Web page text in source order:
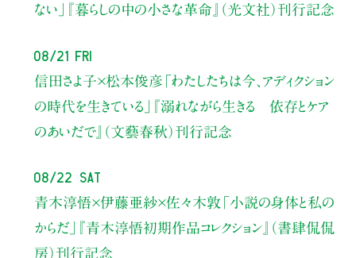
ない」
『暮らしの中の小さな革命』（光文社）刊行記念
08/21 Fri
信田さよ子×松本俊彦 「わたしたちは今、アディクション
の時代を生きている」
『溺れながら生きる 依存とケア
のあいだで』（文藝春秋）刊行記念
08/22 Sat
青木淳悟×伊藤亜紗×佐々木敦 「小説の身体と私の
からだ」
『青木淳悟初期作品コレクション』（書肆侃侃
房）刊行記念